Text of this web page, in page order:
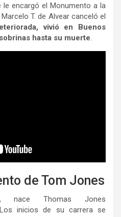
le encargó el Monumento a la
T. de Alvear canceló el
vivió en Buenos
hasta su muerte.
de Tom Jones
nace Thomas Jones
inicios de su carrera se